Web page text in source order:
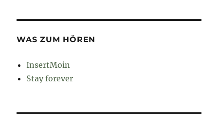
WAS ZUM HÖREN
InsertMoin
Stay forever